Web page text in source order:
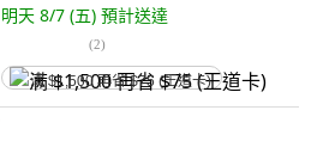
明天 8/7 (五) 預計送達
(2)
满 $1,500 再省 $75 (王道卡)